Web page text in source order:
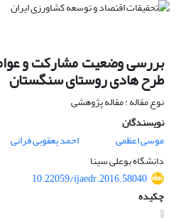
بررسی وضعیت مشارکت و
طرح هادی روستای سنگستان
نوع مقاله : مقاله پژوهشی
نویسندگان
موسی اعظمی
احمد یعقوبی فرانی
دانشگاه بوعلی سینا
10.22059/ijaedr.2016.58040
چکیده